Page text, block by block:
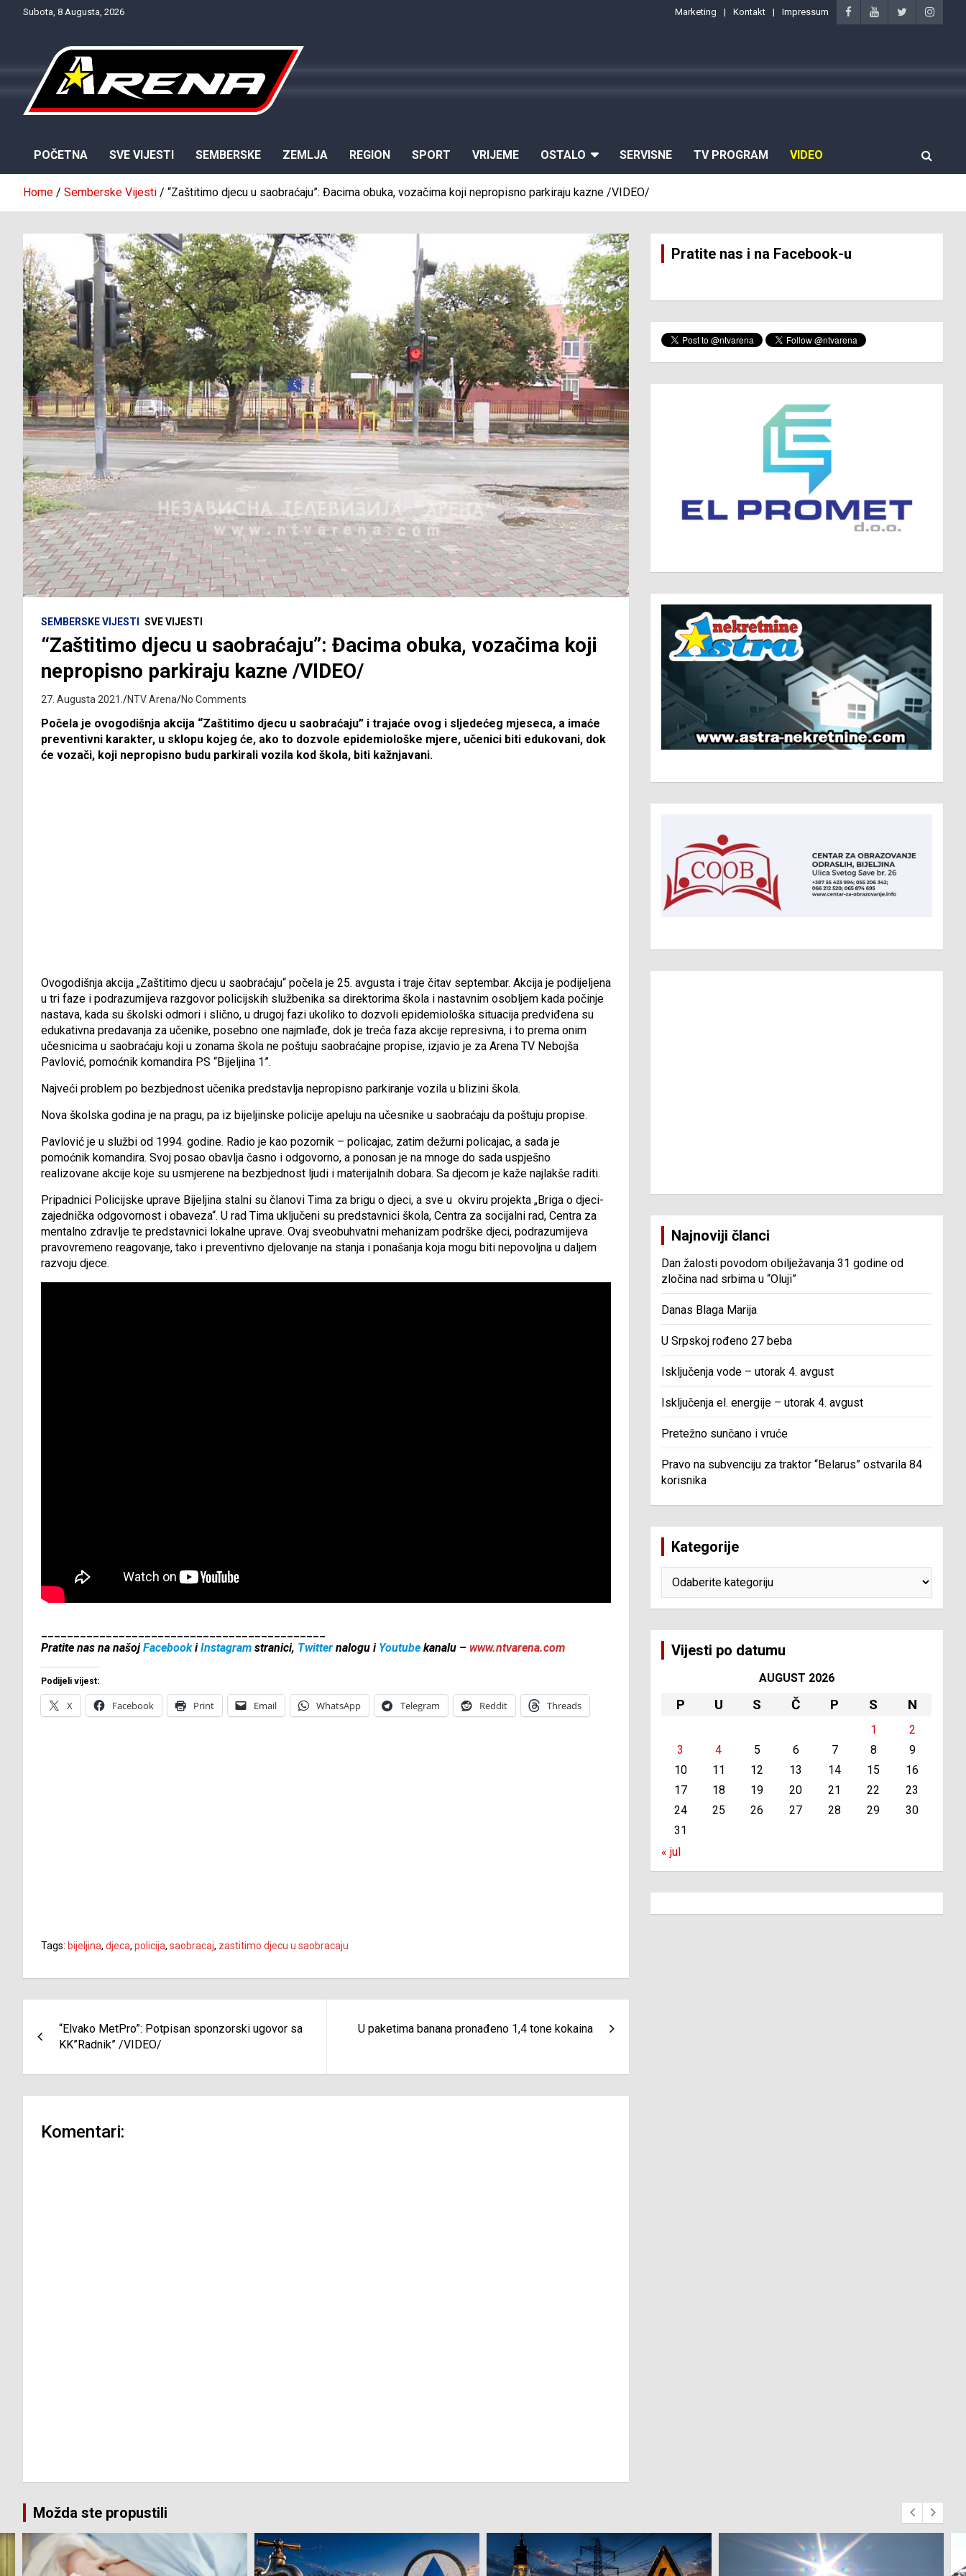
Subota, 8 Augusta, 2026 Marketing Kontakt Impressum
POČETNA SVE VIJESTI SEMBERSKE ZEMLJA REGION SPORT VRIJEME OSTALO SERVISNE TV PROGRAM VIDEO
Home Semberske Vijesti “Zaštitimo djecu u saobraćaju”: Đacima obuka, vozačima koji nepropisno parkiraju kazne /VIDEO/
SEMBERSKE VIJESTI SVE VIJESTI
“Zaštitimo djecu u saobraćaju”: Đacima obuka, vozačima koji
nepropisno parkiraju kazne /VIDEO/
27. Augusta 2021. NTV Arena No Comments
Počela je ovogodišnja akcija “Zaštitimo djecu u saobraćaju” i trajaće ovog i sljedećeg mjeseca, a imaće
preventivni karakter, u sklopu kojeg će, ako to dozvole epidemiološke mjere, učenici biti edukovani, dok
će vozači, koji nepropisno budu parkirali vozila kod škola, biti kažnjavani.
Ovogodišnja akcija „Zaštitimo djecu u saobraćaju“ počela je 25. avgusta i traje čitav septembar. Akcija je podijeljena
u tri faze i podrazumijeva razgovor policijskih službenika sa direktorima škola i nastavnim osobljem kada počinje
nastava, kada su školski odmori i slično, u drugoj fazi ukoliko to dozvoli epidemiološka situacija predviđena su
edukativna predavanja za učenike, posebno one najmlađe, dok je treća faza akcije represivna, i to prema onim
učesnicima u saobraćaju koji u zonama škola ne poštuju saobraćajne propise, izjavio je za Arena TV Nebojša
Pavlović, pomoćnik komandira PS “Bijeljina 1”.
Najveći problem po bezbjednost učenika predstavlja nepropisno parkiranje vozila u blizini škola.
Nova školska godina je na pragu, pa iz bijeljinske policije apeluju na učesnike u saobraćaju da poštuju propise.
Pavlović je u službi od 1994. godine. Radio je kao pozornik – policajac, zatim dežurni policajac, a sada je
pomoćnik komandira. Svoj posao obavlja časno i odgovorno, a ponosan je na mnoge do sada uspješno
realizovane akcije koje su usmjerene na bezbjednost ljudi i materijalnih dobara. Sa djecom je kaže najlakše raditi.
Pripadnici Policijske uprave Bijeljina stalni su članovi Tima za brigu o djeci, a sve u okviru projekta „Briga o djeci-
zajednička odgovornost i obaveza“. U rad Tima uključeni su predstavnici škola, Centra za socijalni rad, Centra za
mentalno zdravlje te predstavnici lokalne uprave. Ovaj sveobuhvatni mehanizam podrške djeci, podrazumijeva
pravovremeno reagovanje, tako i preventivno djelovanje na stanja i ponašanja koja mogu biti nepovoljna u daljem
razvoju djece.
Pratite nas na našojFacebookiInstagram stranici, Twitter nalogu i Youtube kanalu – www.ntvarena.com
Podijeli vijest:
X Facebook Print Email WhatsApp Telegram Reddit Threads
Tags: bijeljina, djeca, policija, saobracaj, zastitimo djecu u saobracaju
članaka
“Elvako MetPro”: Potpisan sponzorski ugovor sa
KK”Radnik” /VIDEO/
U paketima banana pronađeno 1,4 tone kokaina
Komentari:
Pratite nas i na Facebook-u
Najnoviji članci
Dan žalosti povodom obilježavanja 31 godine od
zločina nad srbima u “Oluji”
Danas Blaga Marija
U Srpskoj rođeno 27 beba
Isključenja vode – utorak 4. avgust
Isključenja el. energije – utorak 4. avgust
Pretežno sunčano i vruće
Pravo na subvenciju za traktor “Belarus” ostvarila 84
korisnika
Kategorije
Vijesti po datumu
AUGUST 2026
P U S Č P S N
1
2
3
4 5 6 7 8
9
10
11 12 13 14 15
16
17
18 19 20 21 22
23
24
25 26 27 28 29
30
31
« jul
Možda ste propustili